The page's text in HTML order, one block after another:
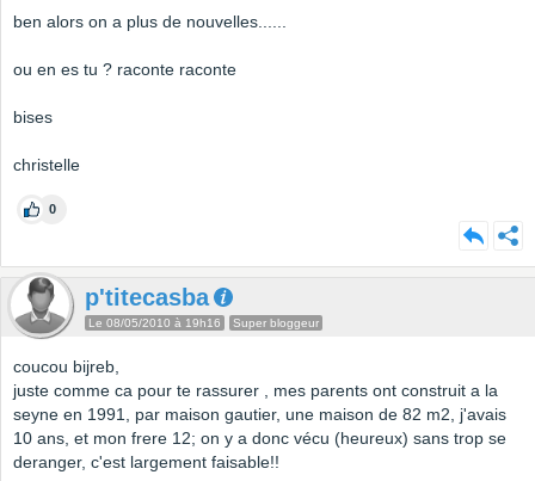
ben alors on a plus de nouvelles......
ou en es tu ? raconte raconte
bises
christelle
0
p'titecasba
Le 08/05/2010 à 19h16 Super bloggeur
coucou bijreb,
juste comme ca pour te rassurer , mes parents ont construit a la
seyne en 1991, par maison gautier, une maison de 82 m2, j'avais
10 ans, et mon frere 12; on y a donc vécu (heureux) sans trop se
deranger, c'est largement faisable!!